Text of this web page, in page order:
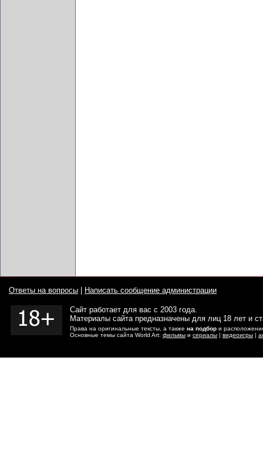
Ответы на вопросы Написать сообщение администрации
Сайт работает для вас с 2003 года.
Материалы сайта предназначены для лиц 18 лет и
Права на оригинальные тексты, а также на подбор и
Основные темы сайта World Art: фильмы и сериалы | видеоигры |